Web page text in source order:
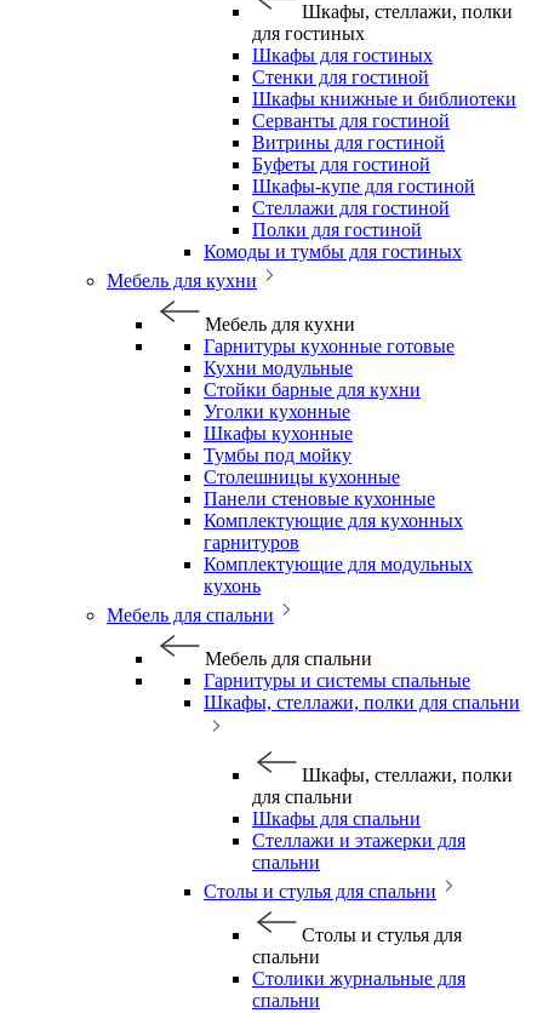
Шкафы, стеллажи, полки
для гостиных
Шкафы для гостиных
Стенки для гостиной
Шкафы книжные и библиотеки
Серванты для гостиной
Витрины для гостиной
Буфеты для гостиной
Шкафы-купе для гостиной
Стеллажи для гостиной
Полки для гостиной
Комоды и тумбы для гостиных
Мебель для кухни
Мебель для кухни
Гарнитуры кухонные готовые
Кухни модульные
Стойки барные для кухни
Уголки кухонные
Шкафы кухонные
Тумбы под мойку
Столешницы кухонные
Панели стеновые кухонные
Комплектующие для кухонных
гарнитуров
Комплектующие для модульных
кухонь
Мебель для спальни
Мебель для спальни
Гарнитуры и системы спальные
Шкафы, стеллажи, полки для спальни
Шкафы, стеллажи, полки
для спальни
Шкафы для спальни
Стеллажи и этажерки для
спальни
Столы и стулья для спальни
Столы и стулья для
спальни
Столики журнальные для
спальни